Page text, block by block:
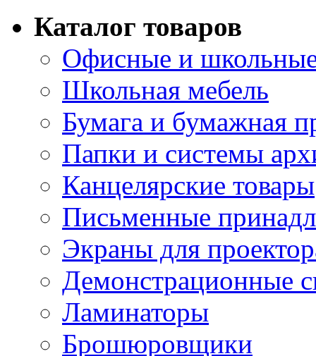
Каталог товаров
Офисные и
Школьная мебель
Бумага и бумажная
Папки и системы
Канцелярские товары
Письменные
Экраны для
Демонстрационные
Ламинаторы
Брошюровщики